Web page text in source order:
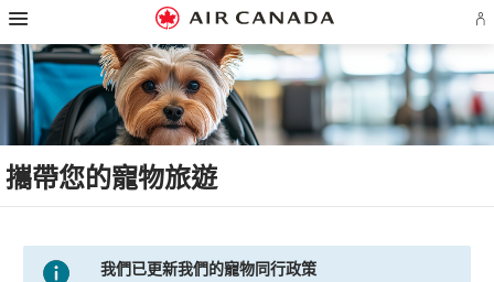
跳
主
頁
跳
主
導
覽
跳
內
容
跳
搜
尋
欄
跳
頁
脚
連
結
跳
網
頁
地
圖
跳
聯
絡
我
們
導
覽
登
入
建
立
帳
戶
攜帶您的寵物旅遊
我們已更新我們的寵物同行政策